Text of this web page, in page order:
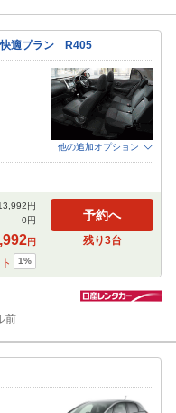
快適プラン R405
他の追加オプション
円
0円
円
1%
予約へ
残り3台
前